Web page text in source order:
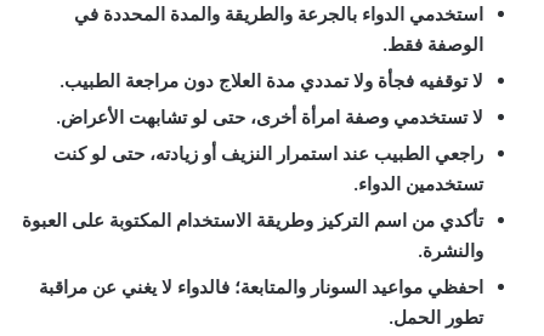
استخدمي الدواء بالجرعة والطريقة والمدة المحددة في
الوصفة فقط.
لا توقفيه فجأة ولا تمددي مدة العلاج دون مراجعة الطبيب.
لا تستخدمي وصفة امرأة أخرى، حتى لو تشابهت الأعراض.
راجعي الطبيب عند استمرار النزيف أو زيادته، حتى لو كنت
تستخدمين الدواء.
تأكدي من اسم التركيز وطريقة الاستخدام المكتوبة على العبوة
والنشرة.
احفظي مواعيد السونار والمتابعة؛ فالدواء لا يغني عن مراقبة
تطور الحمل.